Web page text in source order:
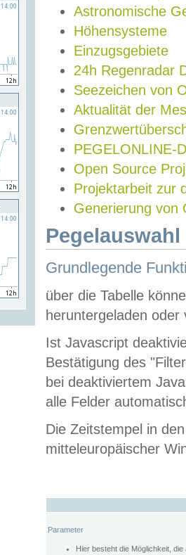
Astronomische
Höhensysteme
Einzugsgebiete
24h Regenradar
Seezeichen von
Aktualität der
PEGELONLINE-
Open Source
Projektarbeit zur
Generierung von
Grundlegende
über die Tabelle
heruntergeladen oder
Ist Javascript
Bestätigung des
bei deaktiviertem
alle Felder
Die Zeitstempel in
mitteleuropäischer
Parameter
Hier besteht die Möglichkeit,